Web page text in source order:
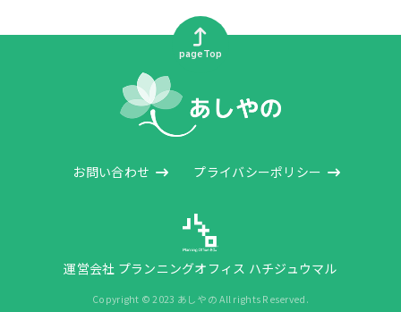
お問い合わせ プライバシーポリシー
運営会社 プランニングオフィス ハチジュウマル
Copyright © 2023 あしやの All rights Reserved.
pageTop